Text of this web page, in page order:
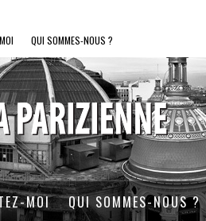
QUI SOMMES-NOUS ?
MOI QUI SOMMES-NOUS ?